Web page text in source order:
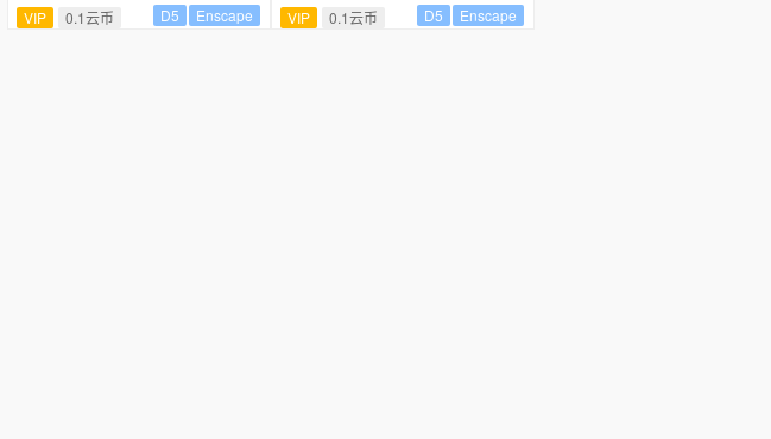
VIP 0.1云币 Enscape
D5 VIP 0.1云币 Enscape
D5